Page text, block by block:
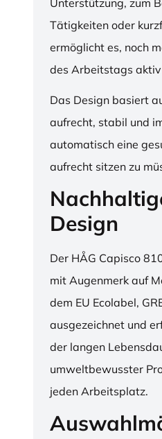
Unterstützung, zum
Tätigkeiten oder
ermöglicht es, noch
des Arbeitstags
Das Design basiert
aufrecht, stabil und
automatisch eine
aufrecht sitzen zu
Design
Der HÅG Capisco
mit Augenmerk auf
dem EU Ecolabel,
ausgezeichnet und
der langen
umweltbewusster
jeden Arbeitsplatz.